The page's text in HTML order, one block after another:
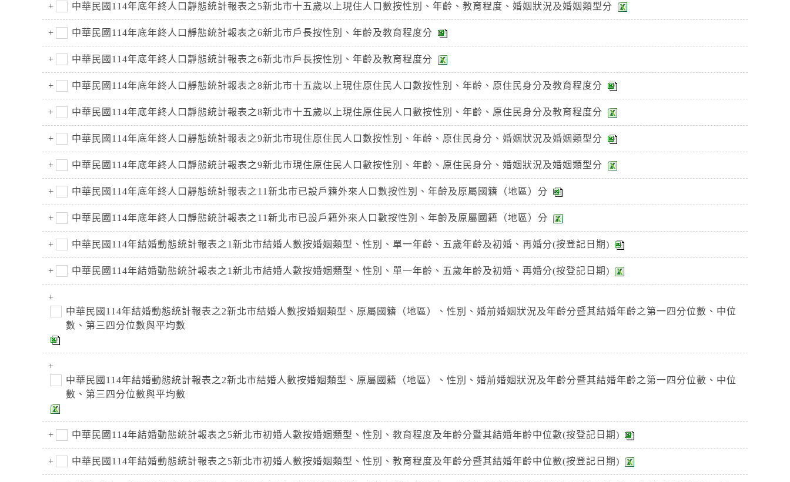
中華民國114年底年終人口靜態統計報表之5新北市十五歲以上現住人口數按性別、年齡、教育程度、婚姻狀況及婚姻類型分
中華民國114年底年終人口靜態統計報表之6新北市戶長按性別、年齡及教育程度分
中華民國114年底年終人口靜態統計報表之6新北市戶長按性別、年齡及教育程度分
中華民國114年底年終人口靜態統計報表之8新北市十五歲以上現住原住民人口數按性別、年齡、原住民身分及教育程度分
中華民國114年底年終人口靜態統計報表之8新北市十五歲以上現住原住民人口數按性別、年齡、原住民身分及教育程度分
中華民國114年底年終人口靜態統計報表之9新北市現住原住民人口數按性別、年齡、原住民身分、婚姻狀況及婚姻類型分
中華民國114年底年終人口靜態統計報表之9新北市現住原住民人口數按性別、年齡、原住民身分、婚姻狀況及婚姻類型分
中華民國114年底年終人口靜態統計報表之11新北市已設戶籍外來人口數按性別、年齡及原屬國籍（地區）分
中華民國114年底年終人口靜態統計報表之11新北市已設戶籍外來人口數按性別、年齡及原屬國籍（地區）分
中華民國114年結婚動態統計報表之1新北市結婚人數按婚姻類型、性別、單一年齡、五歲年齡及初婚、再婚分(按登記日期)
中華民國114年結婚動態統計報表之1新北市結婚人數按婚姻類型、性別、單一年齡、五歲年齡及初婚、再婚分(按登記日期)
中華民國114年結婚動態統計報表之2新北市結婚人數按婚姻類型、原屬國籍（地區）、性別、婚前婚姻狀況及年齡分暨其結婚年齡之第一四分位數、中位
數、第三四分位數與平均數
中華民國114年結婚動態統計報表之2新北市結婚人數按婚姻類型、原屬國籍（地區）、性別、婚前婚姻狀況及年齡分暨其結婚年齡之第一四分位數、中位
數、第三四分位數與平均數
中華民國114年結婚動態統計報表之5新北市初婚人數按婚姻類型、性別、教育程度及年齡分暨其結婚年齡中位數(按登記日期)
中華民國114年結婚動態統計報表之5新北市初婚人數按婚姻類型、性別、教育程度及年齡分暨其結婚年齡中位數(按登記日期)